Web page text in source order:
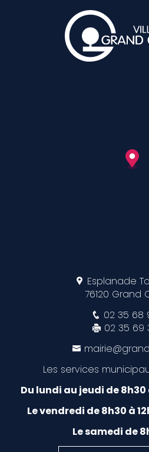
Esplanade
76120 Grand
02 35 68
02 35 69
Les services
Du lundi au jeudi de 8h30
Le vendredi de 8h30 à
Le samedi de